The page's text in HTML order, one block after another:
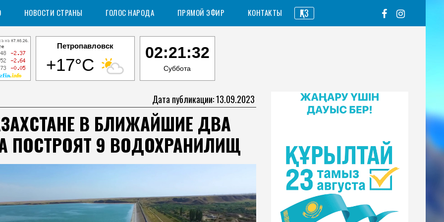
НОВОСТИ СТРАНЫ ГОЛОС НАРОДА ПРЯМОЙ ЭФИР КОНТАКТЫ ҚАЗ
Петропавловск
+17°C
02:21:33
Суббота
Дата публикации: 13.09.2023
В БЛИЖАЙШИЕ ДВА
ПОСТРОЯТ 9 ВОДОХРАНИЛИЩ